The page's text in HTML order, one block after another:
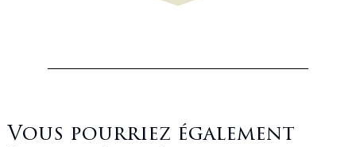
Vous pourriez également